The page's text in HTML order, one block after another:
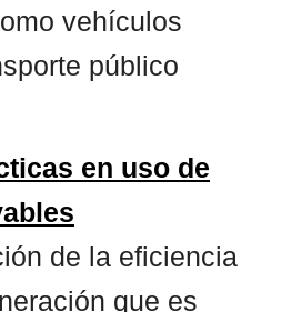
vehículos
público
en uso de
de la eficiencia
que es